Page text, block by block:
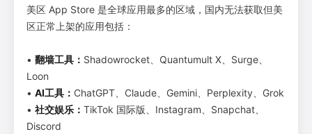
美区 App Store 是全球应用最多的区域，国内无法获取但美
区正常上架的应用包括：
• 翻墙工具： Shadowrocket、Quantumult X、Surge、
Loon
• AI工具： ChatGPT、Claude、Gemini、Perplexity、Grok
• 社交娱乐： TikTok 国际版、Instagram、Snapchat、
Discord